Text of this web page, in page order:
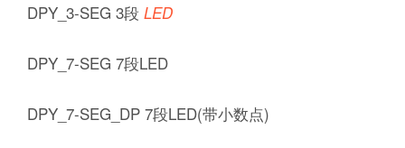
DPY_3-SEG 3段 LED
DPY_7-SEG 7段LED
DPY_7-SEG_DP 7段LED(带小数点)